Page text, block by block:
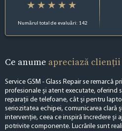
Numărul total de evaluări: 142
Ce anume apreciază
Service GSM - Glass Repair se remarcă
profesionale și atent executate, oferind
reparații de telefoane, cât și pentru
seriozitatea echipei, comunicarea clară
intervenție, ceea ce inspiră încredere și
potrivite componente. Lucrările sunt